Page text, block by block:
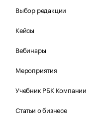
Выбор редакции
Кейсы
Вебинары
Мероприятия
Учебник РБК Компании
Статьи о бизнесе